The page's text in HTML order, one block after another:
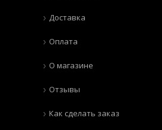
Доставка
Оплата
О магазине
Отзывы
Как сделать заказ